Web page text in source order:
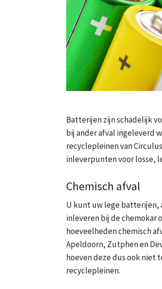
Batterijen zijn schadelijk
bij ander afval ingeleverd
recyclepleinen van
inleverpunten voor losse,
Chemisch afval
U kunt uw lege
inleveren bij de chemokar
hoeveelheden chemisch
Apeldoorn, Zutphen en
hoeven deze dus ook niet
recyclepleinen.